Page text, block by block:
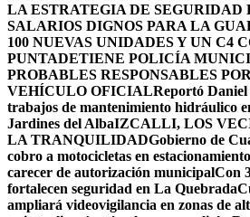
LA ESTRATEGIA DE SEGURIDAD
SALARIOS DIGNOS PARA LA
100 NUEVAS UNIDADES Y UN C4
PUNTADETIENE POLICÍA
PROBABLES RESPONSABLES
VEHÍCULO OFICIALReportó Daniel
trabajos de mantenimiento hidráulico
Jardines del AlbaIZCALLI, LOS
LA TRANQUILIDADGobierno de
cobro a motocicletas en
carecer de autorización municipalCon
fortalecen seguridad en La Quebrada
ampliará videovigilancia en zonas de